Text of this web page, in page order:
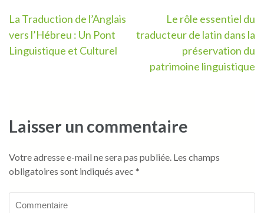
Navigation
de
La Traduction de l’Anglais
vers l’Hébreu : Un Pont
Linguistique et Culturel
Le rôle essentiel du
traducteur de latin dans la
préservation du
patrimoine linguistique
Laisser un commentaire
Votre adresse e-mail ne sera pas publiée. Les champs
obligatoires sont indiqués avec *